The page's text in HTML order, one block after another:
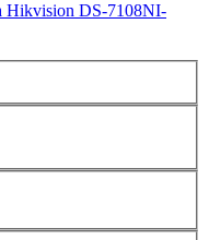
Hikvision DS-7108NI-